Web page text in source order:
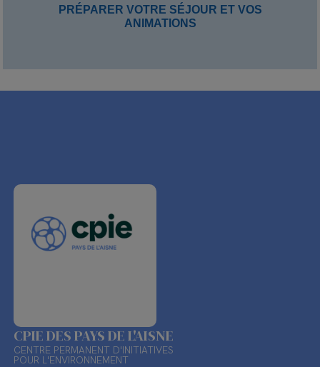
PRÉPARER VOTRE SÉJOUR ET VOS
ANIMATIONS
CPIE DES PAYS DE L'AISNE
CENTRE PERMANENT D'INITIATIVES
POUR L'ENVIRONNEMENT